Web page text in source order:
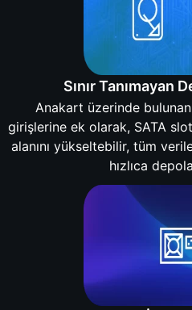
Sınır Tanımayan
Anakart üzerinde
girişlerine ek olarak, SATA
alanını yükseltebilir, tüm
hızlıca